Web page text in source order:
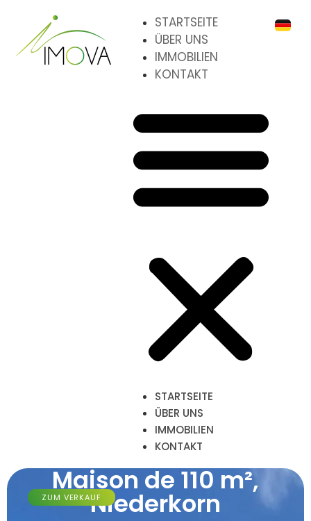
STARTSEITE
ÜBER UNS
IMMOBILIEN
KONTAKT
STARTSEITE
ÜBER UNS
IMMOBILIEN
KONTAKT
Maison de 110 m²,
Niederkorn
ZUM VERKAUF